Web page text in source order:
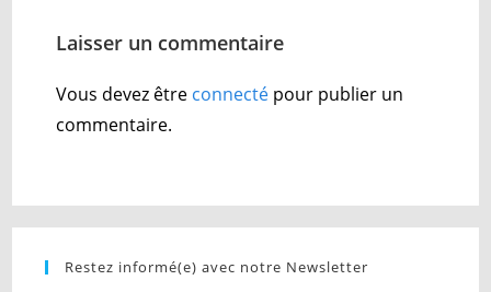
Laisser un commentaire
Vous devez être connecté pour publier un
commentaire.
Restez informé(e) avec notre Newsletter